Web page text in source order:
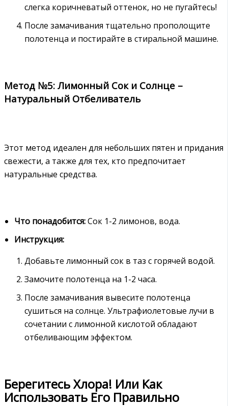
слегка коричневатый оттенок, но не пугайтесь!
После замачивания тщательно прополощите
полотенца и постирайте в стиральной машине.
Метод №5: Лимонный Сок и Солнце –
Натуральный Отбеливатель
Этот метод идеален для небольших пятен и придания
свежести, а также для тех, кто предпочитает
натуральные средства.
Что понадобится:Сок 1-2 лимонов, вода.
Инструкция:
Добавьте лимонный сок в таз с горячей водой.
Замочите полотенца на 1-2 часа.
После замачивания вывесите полотенца
сушиться на солнце. Ультрафиолетовые лучи в
сочетании с лимонной кислотой обладают
отбеливающим эффектом.
Берегитесь Хлора! Или Как
Использовать Его Правильно